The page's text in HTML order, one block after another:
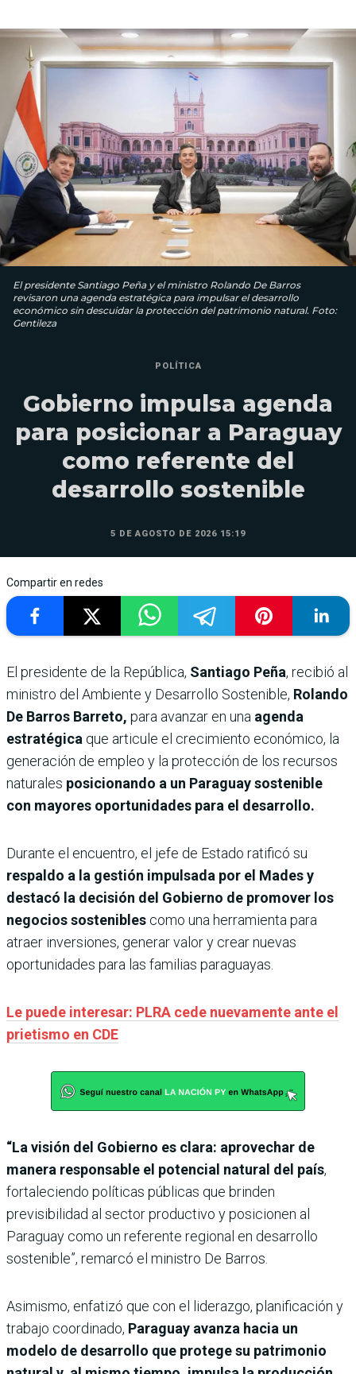
El presidente Santiago Peña y el ministro Rolando De Barros
revisaron una agenda estratégica para impulsar el desarrollo
económico sin descuidar la protección del patrimonio natural. Foto:
Gentileza
POLÍTICA
Gobierno impulsa agenda
para posicionar a Paraguay
como referente del
desarrollo sostenible
5 DE AGOSTO DE 2026 15:19
Compartir en redes
El presidente de la República, Santiago Peña, recibió al
ministro del Ambiente y Desarrollo Sostenible, Rolando
De Barros Barreto, para avanzar en una agenda
estratégica que articule el crecimiento económico, la
generación de empleo y la protección de los recursos
naturales posicionando a un Paraguay sostenible
con mayores oportunidades para el desarrollo.
Durante el encuentro, el jefe de Estado ratificó su
respaldo a la gestión impulsada por el Mades y
destacó la decisión del Gobierno de promover los
negocios sostenibles como una herramienta para
atraer inversiones, generar valor y crear nuevas
oportunidades para las familias paraguayas.
Le puede interesar: PLRA cede nuevamente ante el
prietismo en CDE
“La visión del Gobierno es clara: aprovechar de
manera responsable el potencial natural del país,
fortaleciendo políticas públicas que brinden
previsibilidad al sector productivo y posicionen al
Paraguay como un referente regional en desarrollo
sostenible”, remarcó el ministro De Barros.
Asimismo, enfatizó que con el liderazgo, planificación y
trabajo coordinado, Paraguay avanza hacia un
modelo de desarrollo que protege su patrimonio